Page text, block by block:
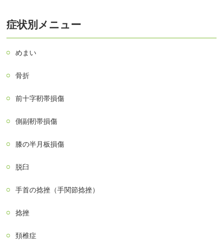
症状別メニュー
めまい
骨折
前十字靭帯損傷
側副靭帯損傷
膝の半月板損傷
脱臼
手首の捻挫（手関節捻挫）
捻挫
頚椎症